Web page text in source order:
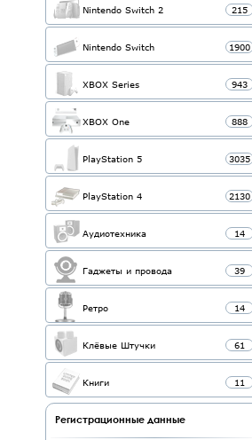
Nintendo Switch 2 215
Nintendo Switch 1900
XBOX Series 943
XBOX One 888
PlayStation 5 3035
PlayStation 4 2130
Аудиотехника 14
Гаджеты и провода 39
Ретро 14
Клёвые Штучки 61
Книги 11
Регистрационные данные